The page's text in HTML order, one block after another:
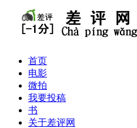
首页
电影
微拍
我要投稿
书
关于差评网